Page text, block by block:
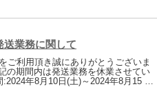
送業務に関して
ご利用頂き誠にありがとうございま
の期間内は発送業務を休業させてい
年8月10日(土)～2024年8月15 …